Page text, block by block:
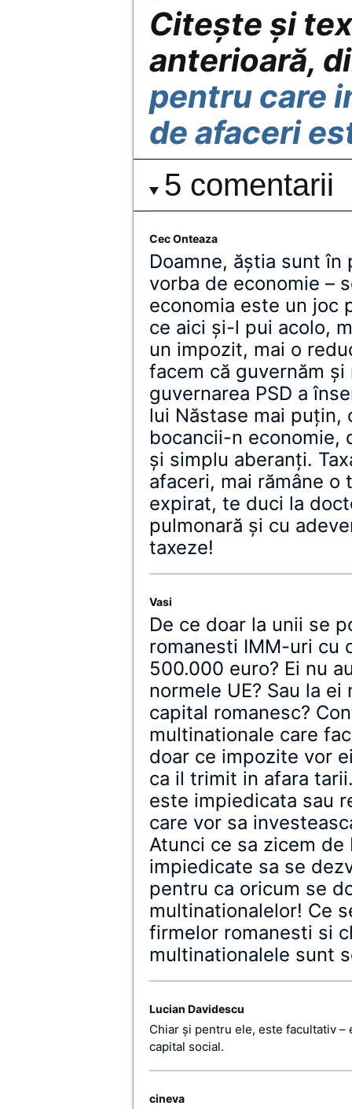
Citește și
anterioară,
pentru care
de afaceri
5 comentarii
Cec Onteaza
Doamne, ăștia sunt
vorba de economie –
economia este un joc
ce aici și-l pui acolo,
un impozit, mai o
facem că guvernăm
guvernarea PSD a
lui Năstase mai
bocancii-n economie,
și simplu aberanți.
afaceri, mai rămâne o
expirat, te duci la
pulmonară și cu
taxeze!
Vasi
De ce doar la unii se
romanesti IMM-uri cu
500.000 euro? Ei nu
normele UE? Sau la
capital romanesc?
multinationale care
doar ce impozite vor
ca il trimit in afara
este impiedicata sau
care vor sa
Atunci ce sa zicem de
impiedicate sa se
pentru ca oricum se
multinationalelor! Ce
firmelor romanesti si
multinationalele sunt
Lucian Davidescu
Chiar și pentru ele, este facultativ
capital social.
cineva